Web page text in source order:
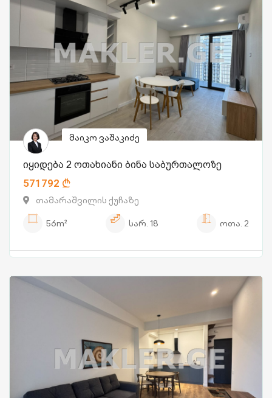
მაიკო ვაშაკიძე
იყიდება 2 ოთახიანი ბინა საბურთალოზე
571792
თამარაშვილის ქუჩაზე
56m²
სარ. 18 ოთა. 2